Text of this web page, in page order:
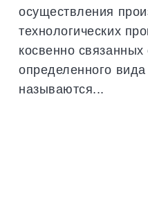
осуществления
технологических
косвенно
определенного
называются...